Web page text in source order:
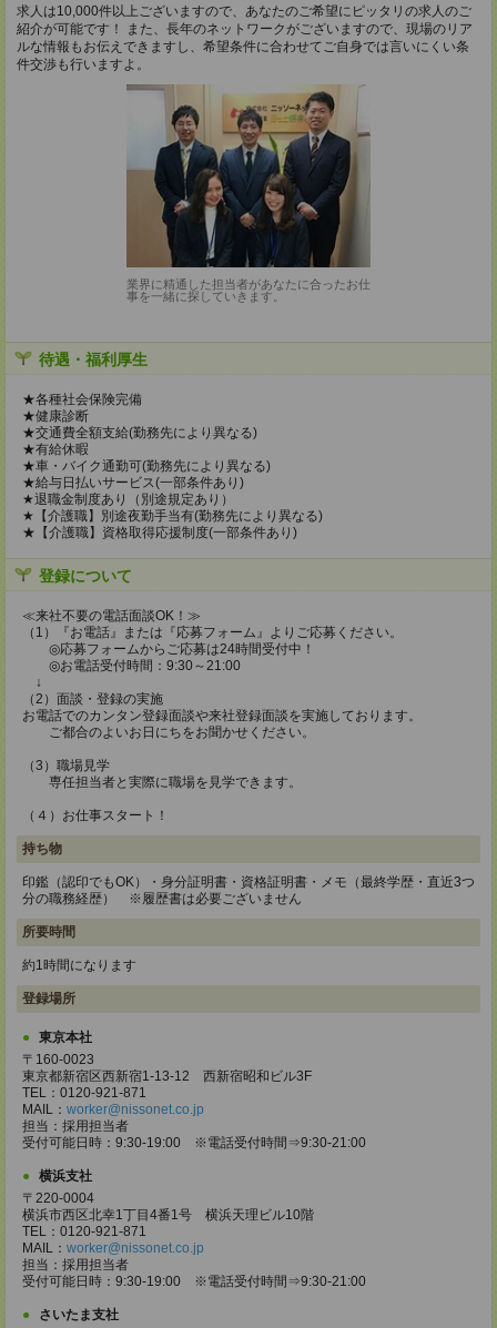
求人は10,000件以上ございますので、あなたのご希望にピッタリの求人のご
紹介が可能です！ また、長年のネットワークがございますので、現場のリア
ルな情報もお伝えできますし、希望条件に合わせてご自身では言いにくい条
件交渉も行いますよ。
業界に精通した担当者があなたに合ったお仕
事を一緒に探していきます。
待遇・福利厚生
★各種社会保険完備
★健康診断
★交通費全額支給(勤務先により異なる)
★有給休暇
★車・バイク通勤可(勤務先により異なる)
★給与日払いサービス(一部条件あり)
★退職金制度あり（別途規定あり）
★【介護職】別途夜勤手当有(勤務先により異なる)
★【介護職】資格取得応援制度(一部条件あり)
登録について
≪来社不要の電話面談OK！≫
（1）『お電話』または『応募フォーム』よりご応募ください。
◎応募フォームからご応募は24時間受付中！
◎お電話受付時間：9:30～21:00
↓
（2）面談・登録の実施
お電話でのカンタン登録面談や来社登録面談を実施しております。
ご都合のよいお日にちをお聞かせください。
（3）職場見学
専任担当者と実際に職場を見学できます。
（４）お仕事スタート！
持ち物
印鑑（認印でもOK）・身分証明書・資格証明書・メモ（最終学歴・直近3つ
分の職務経歴） ※履歴書は必要ございません
所要時間
約1時間になります
登録場所
東京本社
〒160-0023
東京都新宿区西新宿1-13-12 西新宿昭和ビル3F
TEL：0120-921-871
MAIL： worker@nissonet.co.jp
担当：採用担当者
受付可能日時：9:30-19:00 ※電話受付時間⇒9:30-21:00
横浜支社
〒220-0004
横浜市西区北幸1丁目4番1号 横浜天理ビル10階
TEL：0120-921-871
MAIL： worker@nissonet.co.jp
担当：採用担当者
受付可能日時：9:30-19:00 ※電話受付時間⇒9:30-21:00
さいたま支社